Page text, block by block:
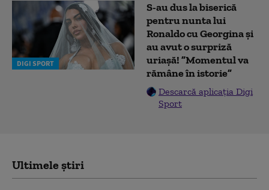
DIGI SPORT
S-au dus la biserică
pentru nunta lui
Ronaldo cu Georgina și
au avut o surpriză
uriașă! ”Momentul va
rămâne în istorie”
Descarcă aplicația Digi
Sport
Ultimele știri